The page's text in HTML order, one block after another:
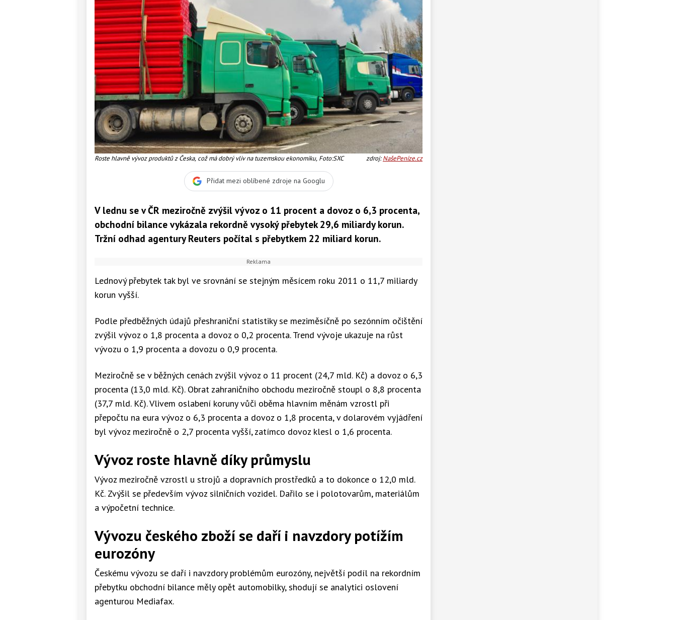
Roste hlavně vývoz produktů z Česka, což má dobrý vliv na tuzemskou ekonomiku, Foto:SXC zdroj:NašePeníze.cz
Přidat mezi oblíbené zdroje na Googlu
V lednu se v ČR meziročně zvýšil vývoz o 11 procent a dovoz o 6,3 procenta,
obchodní bilance vykázala rekordně vysoký přebytek 29,6 miliardy korun.
Tržní odhad agentury Reuters počítal s přebytkem 22 miliard korun.
Lednový přebytek tak byl ve srovnání se stejným měsícem roku 2011 o 11,7 miliardy
korun vyšší.
Podle předběžných údajů přeshraniční statistiky se meziměsíčně po sezónním očištění
zvýšil vývoz o 1,8 procenta a dovoz o 0,2 procenta. Trend vývoje ukazuje na růst
vývozu o 1,9 procenta a dovozu o 0,9 procenta.
Meziročně se v běžných cenách zvýšil vývoz o 11 procent (24,7 mld. Kč) a dovoz o 6,3
procenta (13,0 mld. Kč). Obrat zahraničního obchodu meziročně stoupl o 8,8 procenta
(37,7 mld. Kč). Vlivem oslabení koruny vůči oběma hlavním měnám vzrostl při
přepočtu na eura vývoz o 6,3 procenta a dovoz o 1,8 procenta, v dolarovém vyjádření
byl vývoz meziročně o 2,7 procenta vyšší, zatímco dovoz klesl o 1,6 procenta.
Vývoz roste hlavně díky průmyslu
Vývoz meziročně vzrostl u strojů a dopravních prostředků a to dokonce o 12,0 mld.
Kč. Zvýšil se především vývoz silničních vozidel. Dařilo se i polotovarům, materiálům
a výpočetní technice.
Vývozu českého zboží se daří i navzdory potížím
eurozóny
Českému vývozu se daří i navzdory problémům eurozóny, největší podíl na rekordním
přebytku obchodní bilance měly opět automobilky, shodují se analytici oslovení
agenturou Mediafax.